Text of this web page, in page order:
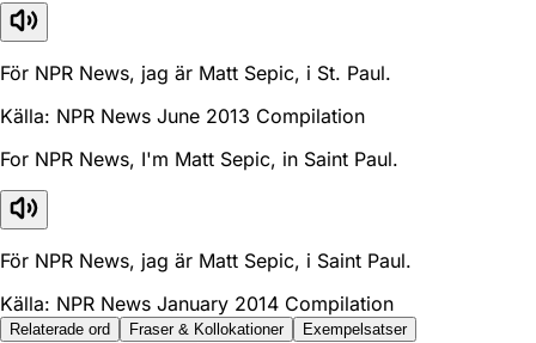
För NPR News, jag är Matt Sepic, i St. Paul.
Källa: NPR News June 2013 Compilation
For NPR News, I'm Matt Sepic, in Saint Paul.
För NPR News, jag är Matt Sepic, i Saint Paul.
Källa: NPR News January 2014 Compilation
Relaterade ord Fraser & Kollokationer
Exempelsatser